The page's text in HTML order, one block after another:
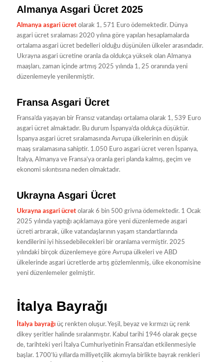
Almanya Asgari Ücret 2025
Almanya asgari ücretolarak 1, 571 Euro ödemektedir. Dünya
asgari ücret sıralaması 2020 yılına göre yapılan hesaplamalarda
ortalama asgari ücret bedelleri olduğu düşünülen ülkeler arasındadır.
Ukrayna asgari ücretine oranla da oldukça yüksek olan Almanya
maaşları, zaman içinde artmış 2025 yılında 1, 25 oranında yeni
düzenlemeyle yenilenmiştir.
Fransa Asgari Ücret
Fransa’da yaşayan bir Fransız vatandaşı ortalama olarak 1, 539 Euro
asgari ücret almaktadır. Bu durum İspanya’da oldukça düşüktür.
İspanya asgari ücret sıralamasında Avrupa ülkelerinin en düşük
maaş sıralamasına sahiptir. 1.050 Euro asgari ücret veren İspanya,
İtalya, Almanya ve Fransa’ya oranla geri planda kalmış, geçim ve
ekonomi sıkıntısına neden olmaktadır.
Ukrayna Asgari Ücret
Ukrayna asgari ücretolarak 6 bin 500 grivna ödemektedir. 1 Ocak
2025 yılında yaptığı açıklamaya göre yeni düzenlemede asgari
ücreti artırarak, ülke vatandaşlarının yaşam standartlarında
kendilerini iyi hissedebilecekleri bir oranlama vermiştir. 2025
yılındaki birçok düzenlemeye göre Avrupa ülkeleri ve ABD
ülkelerinde asgari ücretlerde artış gözlemlenmiş, ülke ekonomisine
yeni düzenlemeler gelmiştir.
İtalya Bayrağı
İtalya bayrağıüç renkten oluşur. Yeşil, beyaz ve kırmızı üç renk
dikey şeritler halinde sıralanmıştır. Kabul tarihi 1946 olarak geçse
de, tarihteki yeri İtalya Cumhuriyetinin Fransa’dan etkilenmesiyle
başlar. 1700’lü yıllarda milliyetçilik akımıyla birlikte bayrak renkleri